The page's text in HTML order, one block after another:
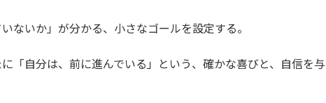
ないか」が分かる、小さなゴールを設定する。
「自分は、前に進んでいる」という、確かな喜びと、自信を与